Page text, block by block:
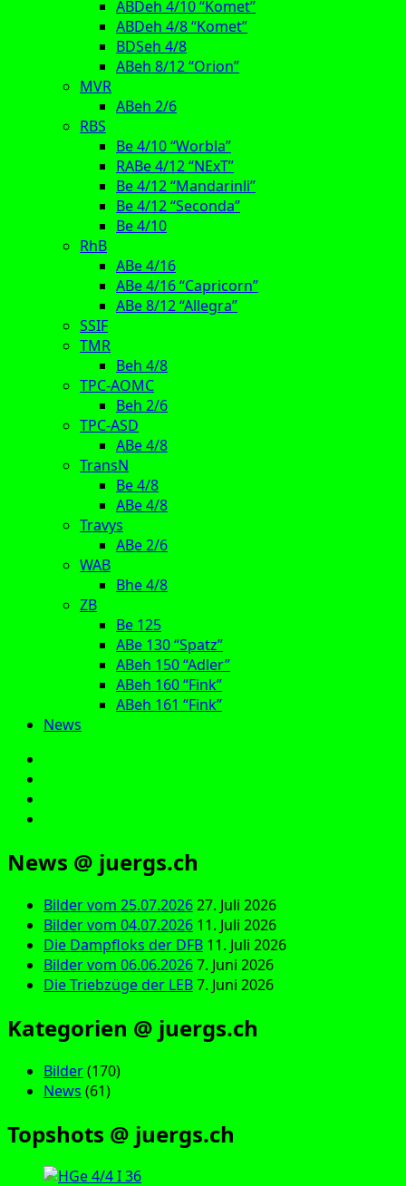
ABDeh 4/10 “Komet”
ABDeh 4/8 “Komet”
BDSeh 4/8
ABeh 8/12 “Orion”
MVR
ABeh 2/6
RBS
Be 4/10 “Worbla”
RABe 4/12 “NExT”
Be 4/12 “Mandarinli”
Be 4/12 “Seconda”
Be 4/10
RhB
ABe 4/16
ABe 4/16 “Capricorn”
ABe 8/12 “Allegra”
SSIF
TMR
Beh 4/8
TPC-AOMC
Beh 2/6
TPC-ASD
ABe 4/8
TransN
Be 4/8
ABe 4/8
Travys
ABe 2/6
WAB
Bhe 4/8
ZB
Be 125
ABe 130 “Spatz”
ABeh 150 “Adler”
ABeh 160 “Fink”
ABeh 161 “Fink”
News
News @ juergs.ch
Bilder vom 25.07.202627. Juli 2026
Bilder vom 04.07.2026 11. Juli 2026
Die Dampfloks der DFB 11. Juli 2026
Bilder vom 06.06.20267. Juni 2026
Die Triebzüge der LEB7. Juni 2026
Kategorien @ juergs.ch
Bilder(170)
News (61)
Topshots @ juergs.ch